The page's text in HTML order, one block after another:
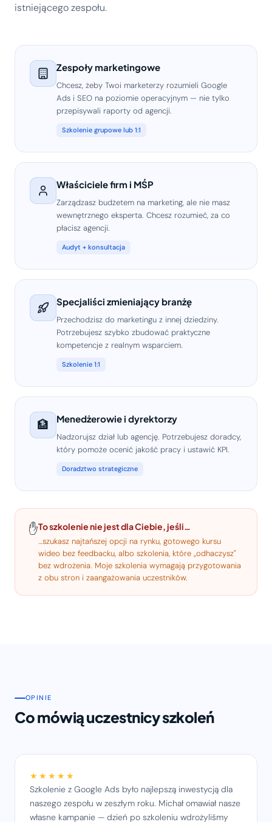
istniejącego zespołu.
Zespoły marketingowe
Chcesz, żeby Twoi marketerzy rozumieli Google
Ads i SEO na poziomie operacyjnym — nie tylko
przepisywali raporty od agencji.
Szkolenie grupowe lub 1:1
Właściciele firm i MŚP
Zarządzasz budżetem na marketing, ale nie masz
wewnętrznego eksperta. Chcesz rozumieć, za co
płacisz agencji.
Audyt + konsultacja
Specjaliści zmieniający branżę
Przechodzisz do marketingu z innej dziedziny.
Potrzebujesz szybko zbudować praktyczne
kompetencje z realnym wsparciem.
Szkolenie 1:1
🏦 Menedżerowie i dyrektorzy
Nadzorujsz dział lub agencję. Potrzebujesz doradcy,
który pomoże ocenić jakość pracy i ustawić KPI.
Doradztwo strategiczne
✋To szkolenie nie jest dla Ciebie, jeśli…
…szukasz najtańszej opcji na rynku, gotowego kursu
wideo bez feedbacku, albo szkolenia, które „odhaczysz"
bez wdrożenia. Moje szkolenia wymagają przygotowania
z obu stron i zaangażowania uczestników.
OPINIE
Co mówią uczestnicy szkoleń
★★★★★
Szkolenie z Google Ads było najlepszą inwestycją dla
naszego zespołu w zeszłym roku. Michał omawiał nasze
własne kampanie — dzień po szkoleniu wdrożyliśmy